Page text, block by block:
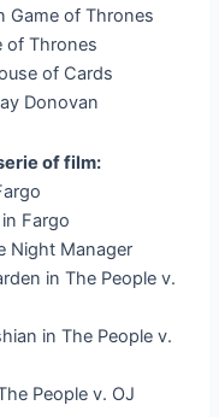
Game of Thrones
of Thrones
of Cards
Donovan
of film:
Fargo
Night Manager
in The People v.
in The People v.
People v. OJ